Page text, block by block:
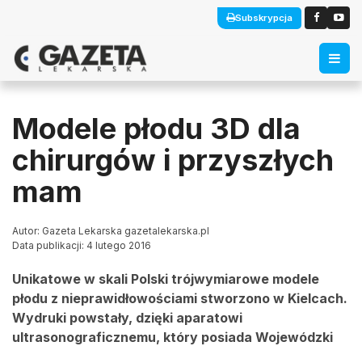
Subskrypcja
Modele płodu 3D dla
chirurgów i przyszłych
mam
Autor: Gazeta Lekarska gazetalekarska.pl
Data publikacji: 4 lutego 2016
Unikatowe w skali Polski trójwymiarowe modele
płodu z nieprawidłowościami stworzono w Kielcach.
Wydruki powstały, dzięki aparatowi
ultrasonograficznemu, który posiada Wojewódzki